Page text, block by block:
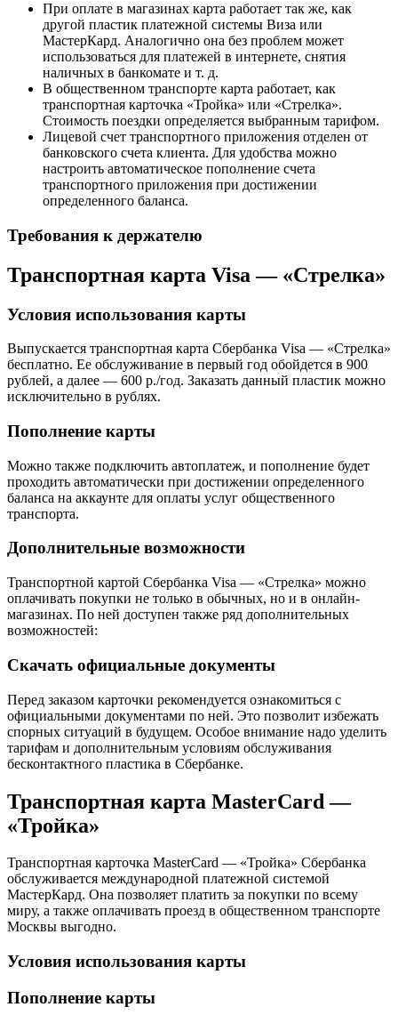
При оплате в магазинах карта работает так же, как
другой пластик платежной системы Виза или
МастерКард. Аналогично она без проблем может
использоваться для платежей в интернете, снятия
наличных в банкомате и т. д.
В общественном транспорте карта работает, как
транспортная карточка «Тройка» или «Стрелка».
Стоимость поездки определяется выбранным тарифом.
Лицевой счет транспортного приложения отделен от
банковского счета клиента. Для удобства можно
настроить автоматическое пополнение счета
транспортного приложения при достижении
определенного баланса.
Требования к держателю
Транспортная карта Visa — «Стрелка»
Условия использования карты
Выпускается транспортная карта Сбербанка Visa — «Стрелка»
бесплатно. Ее обслуживание в первый год обойдется в 900
рублей, а далее — 600 р./год. Заказать данный пластик можно
исключительно в рублях.
Пополнение карты
Можно также подключить автоплатеж, и пополнение будет
проходить автоматически при достижении определенного
баланса на аккаунте для оплаты услуг общественного
транспорта.
Дополнительные возможности
Транспортной картой Сбербанка Visa — «Стрелка» можно
оплачивать покупки не только в обычных, но и в онлайн-
магазинах. По ней доступен также ряд дополнительных
возможностей:
Скачать официальные документы
Перед заказом карточки рекомендуется ознакомиться с
официальными документами по ней. Это позволит избежать
спорных ситуаций в будущем. Особое внимание надо уделить
тарифам и дополнительным условиям обслуживания
бесконтактного пластика в Сбербанке.
Транспортная карта MasterCard —
«Тройка»
Транспортная карточка MasterCard — «Тройка» Сбербанка
обслуживается международной платежной системой
МастерКард. Она позволяет платить за покупки по всему
миру, а также оплачивать проезд в общественном транспорте
Москвы выгодно.
Условия использования карты
Пополнение карты